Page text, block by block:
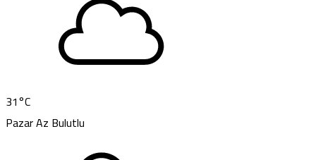
31°C
PazarAz Bulutlu